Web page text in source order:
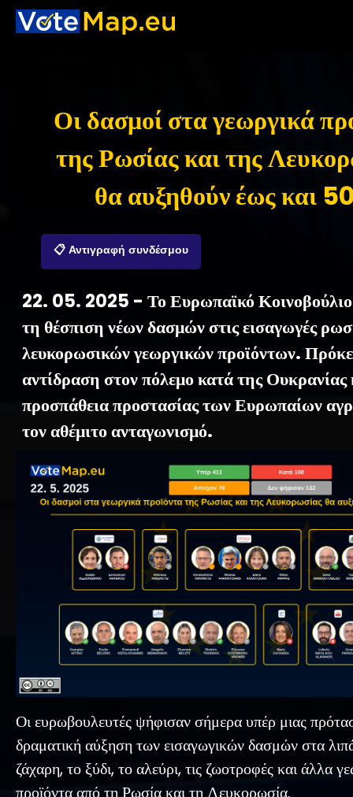
Οι δασμοί στα γεωργικά
της Ρωσίας και της
θα αυξηθούν έως και
📋 Αντιγραφή συνδέσμου
22. 05. 2025 - Το Ευρωπαϊκό Κοινοβούλιο
τη θέσπιση νέων δασμών στις εισαγωγές
λευκορωσικών γεωργικών προϊόντων.
αντίδραση στον πόλεμο κατά της Ουκρανίας
προσπάθεια προστασίας των Ευρωπαίων
τον αθέμιτο ανταγωνισμό.
Οι ευρωβουλευτές ψήφισαν σήμερα υπέρ μιας
δραματική αύξηση των εισαγωγικών δασμών στα
ζάχαρη, το ξύδι, το αλεύρι, τις ζωοτροφές και άλλα
προϊόντα από τη Ρωσία και τη Λευκορωσία.